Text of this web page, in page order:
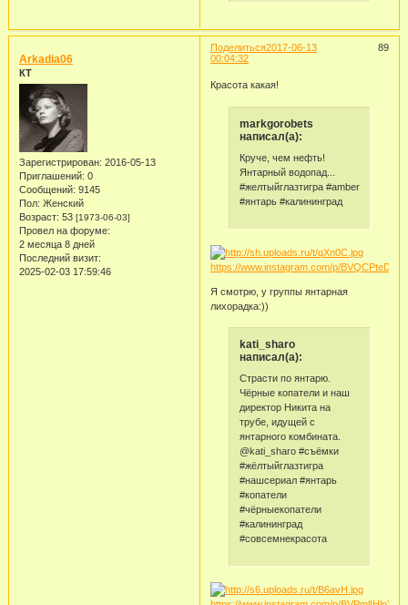
Поделиться 89
2017-06-13
00:04:32
Arkadia06
КТ
Зарегистрирован: 2016-05-13
Приглашений: 0
Сообщений: 9145
Пол: Женский
Возраст: 53 [1973-06-03]
Провел на форуме:
2 месяца 8 дней
Последний визит:
2025-02-03 17:59:46
Красота какая!
markgorobets
написал(а):
Круче, чем нефть!
Янтарный водопад...
#желтыйглазтигра #amber
#янтарь #калининград
https://www.instagram.com/p/
Я смотрю, у группы янтарная
лихорадка:))
kati_sharo
написал(а):
Страсти по янтарю.
Чёрные копатели и наш
директор Никита на
трубе, идущей с
янтарного комбината.
@kati_sharo #съёмки
#жёлтыйглазтигра
#нашсериал #янтарь
#копатели
#чёрныекопатели
#калининград
#совсемнекрасота